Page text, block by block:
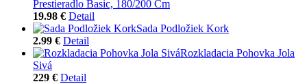
Prestieradlo Basic, 180/200 Cm
19.98 € Detail
Sada Podložiek Kork
2.99 € Detail
Rozkladacia Pohovka Jola
Sivá
229 € Detail